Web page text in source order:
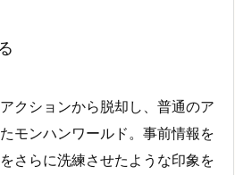
クションから脱却し、普通のア
モンハンワールド。事前情報を
さらに洗練させたような印象を